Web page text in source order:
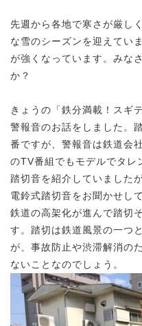
先週から各地で寒さが厳し
な雪のシーズンを迎えてい
が強くなっています。みな
か？
きょうの「鉄分満載！スギ
警報音のお話をしました。
番ですが、警報音は鉄道会
のTV番組でもモデルでタレ
踏切音を紹介していました
電鈴式踏切音をお聞かせし
鉄道の高架化が進んで踏切
す。踏切は鉄道風景の一つ
が、事故防止や渋滞解消の
ないことなのでしょう。